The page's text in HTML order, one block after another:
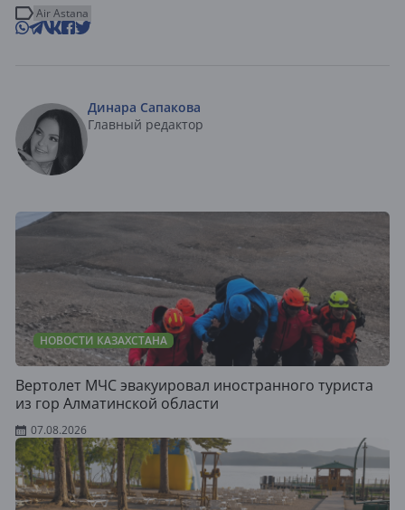
Air Astana
Динара Сапакова
Главный редактор
НОВОСТИ КАЗАХСТАНА
Вертолет МЧС эвакуировал иностранного туриста
из гор Алматинской области
07.08.2026